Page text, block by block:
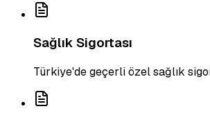
Sağlık Sigortası
Türkiye'de geçerli özel sağlık